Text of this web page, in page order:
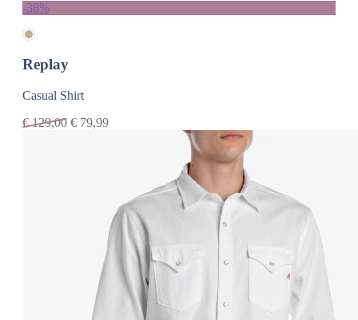
-38%
Replay
Casual Shirt
€129,00 € 79,99